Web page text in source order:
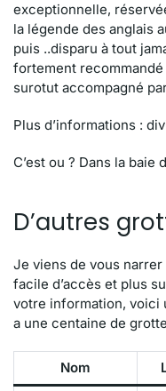
exceptionnelle,
la légende des anglais
puis ..disparu à tout
fortement
surotut accompagné
Plus d’informations :
C’est ou ? Dans la
D’autres
Je viens de vous
facile d’accès et plus
votre information, voici
a une centaine de
Nom